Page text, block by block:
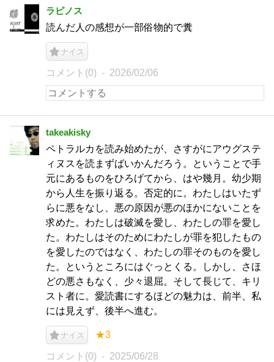
ラピノス
読んだ人の感想が一部俗物的で糞
ナイス
コメント(0) 2026/02/06
takeakisky
ペトラルカを読み始めたが、さすがにアウグステ
ィヌスを読まずばいかんだろう。ということで手
元にあるものをひろげてから、はや幾月。幼少期
から人生を振り返る。否定的に。わたしはいたず
らに悪をなし、悪の原因が悪のほかにないことを
求めた。わたしは破滅を愛し、わたしの罪を愛し
た。わたしはそのためにわたしが罪を犯したもの
を愛したのではなく、わたしの罪そのものを愛し
た。というところにはぐっとくる。しかし、さほ
どの悪さもなく、少々退屈。そして長じて、キリ
スト者に。愛読書にするほどの魅力は、前半、私
には見えず、後半へ進む。
ナイス ★3
コメント(0) 2025/06/28